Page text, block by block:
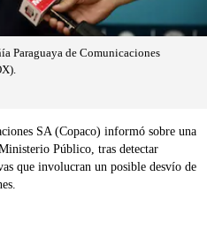
Paraguaya de Comunicaciones
SA (Copaco) informó sobre una
Público, tras detectar
que involucran un posible desvío de